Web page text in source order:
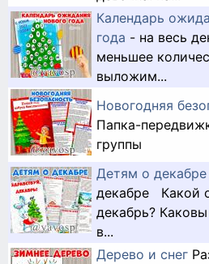
Календарь
года - на весь
меньшее
выложим...
Новогодняя
Папка-
группы
Детям о декабре
декабре Какой
декабрь?
в...
Дерево и снег